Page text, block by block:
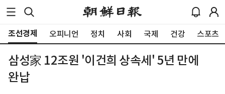
조선경제 오피니언 정치 사회 국제 건강 스포츠
삼성家 12조원 '이건희 상속세' 5년 만에
완납